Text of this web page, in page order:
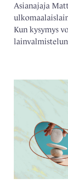
Asianajaja
Kun kysymys
lain­­valmistelun